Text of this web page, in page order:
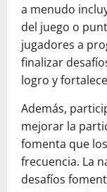
a menudo
del juego o
jugadores a
finalizar
logro y
Además,
mejorar la
fomenta que
frecuencia. La
desafíos